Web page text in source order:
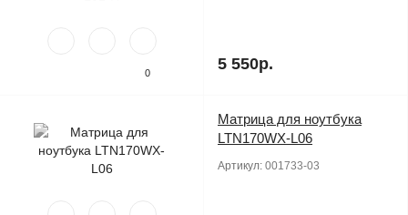
0 5 550р.
Матрица для ноутбука
LTN170WX-L06
Артикул: 001733-03